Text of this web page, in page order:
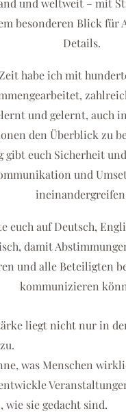
und weltweit – mit
besonderen Blick für
Details.
habe ich mit
und gelernt, auch
den Überblick zu
gibt euch Sicherheit
und
euch auf Deutsch,
damit
und alle Beteiligten
kommunizieren
liegt nicht nur in
was Menschen
wie sie gedacht sind.